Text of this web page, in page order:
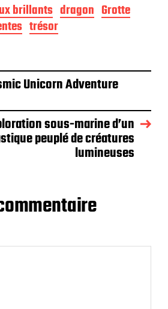
brillants dragon Grotte
trésor
Unicorn Adventure
sous-marine d’un
peuplé de créatures
lumineuses